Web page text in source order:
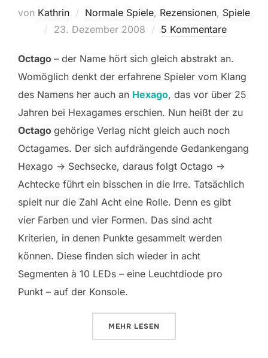
von Kathrin Normale Spiele, Rezensionen, Spiele
Veröffentlicht
23. Dezember 2008 5 Kommentare
Octago – der Name hört sich gleich abstrakt an.
Womöglich denkt der erfahrene Spieler vom Klang
des Namens her auch an Hexago, das vor über 25
Jahren bei Hexagames erschien. Nun heißt der zu
Octago gehörige Verlag nicht gleich auch noch
Octagames. Der sich aufdrängende Gedankengang
Hexago -> Sechsecke, daraus folgt Octago ->
Achtecke führt ein bisschen in die Irre. Tatsächlich
spielt nur die Zahl Acht eine Rolle. Denn es gibt
vier Farben und vier Formen. Das sind acht
Kriterien, in denen Punkte gesammelt werden
können. Diese finden sich wieder in acht
Segmenten à 10 LEDs – eine Leuchtdiode pro
Punkt – auf der Konsole.
MEHR ÜBER „YVIO: OCTAGO“
LESEN